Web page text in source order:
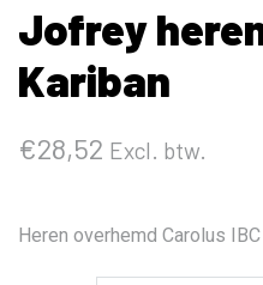
Jofrey
Kariban
€28,52 Excl. btw.
Heren overhemd Carolus IBC